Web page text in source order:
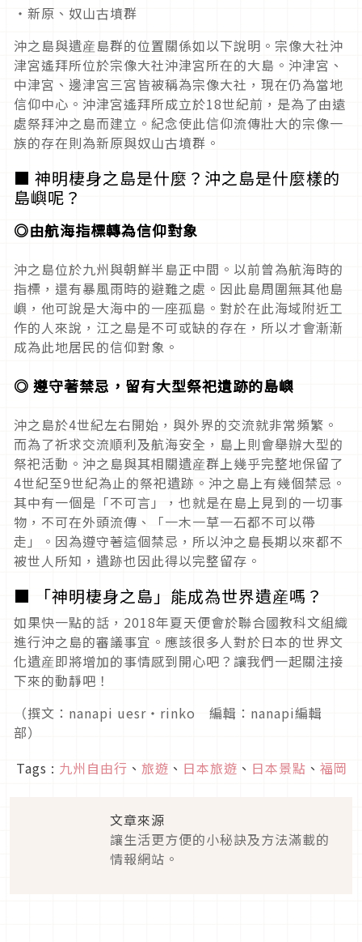
・新原、奴山古墳群
沖之島與遺産島群的位置關係如以下說明。宗像大社沖
津宮遙拜所位於宗像大社沖津宮所在的大島。沖津宮、
中津宮、邊津宮三宮皆被稱為宗像大社，現在仍為當地
信仰中心。沖津宮遙拜所成立於18世紀前，是為了由遠
處祭拜沖之島而建立。紀念使此信仰流傳壯大的宗像一
族的存在則為新原與奴山古墳群。
■ 神明棲身之島是什麼？沖之島是什麼樣的
島嶼呢？
◎由航海指標轉為信仰對象
沖之島位於九州與朝鮮半島正中間。以前曾為航海時的
指標，還有暴風雨時的避難之處。因此島周圍無其他島
嶼，他可說是大海中的一座孤島。對於在此海域附近工
作的人來說，江之島是不可或缺的存在，所以才會漸漸
成為此地居民的信仰對象。
◎ 遵守著禁忌，留有大型祭祀遺跡的島嶼
沖之島於4世紀左右開始，與外界的交流就非常頻繁。
而為了祈求交流順利及航海安全，島上則會舉辦大型的
祭祀活動。沖之島與其相關遺産群上幾乎完整地保留了
4世紀至9世紀為止的祭祀遺跡。沖之島上有幾個禁忌。
其中有一個是「不可言」，也就是在島上見到的一切事
物，不可在外頭流傳、「一木一草一石都不可以帶
走」。因為遵守著這個禁忌，所以沖之島長期以來都不
被世人所知，遺跡也因此得以完整留存。
■ 「神明棲身之島」能成為世界遺産嗎？
如果快一點的話，2018年夏天便會於聯合國教科文組織
進行沖之島的審議事宜。應該很多人對於日本的世界文
化遺産即將增加的事情感到開心吧？讓我們一起關注接
下來的動靜吧！
（撰文：nanapi uesr・rinko 編輯：nanapi編輯
部）
Tags : 九州自由行 、 旅遊 、 日本旅遊 、 日本景點 、 福岡
文章來源
讓生活更方便的小秘訣及方法滿載的情報
網站。